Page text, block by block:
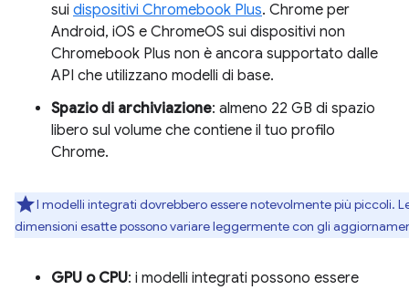
sui dispositivi Chromebook Plus. Chrome per
Android, iOS e ChromeOS sui dispositivi non
Chromebook Plus non è ancora supportato dalle
API che utilizzano modelli di base.
Spazio di archiviazione: almeno 22 GB di spazio
libero sul volume che contiene il tuo profilo
Chrome.
I modelli integrati dovrebbero essere notevolmente più piccoli.
dimensioni esatte possono variare leggermente con gli
GPU o CPU: i modelli integrati possono essere